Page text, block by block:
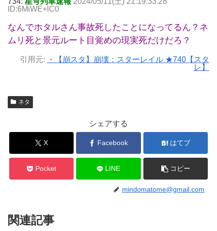
ID:6MiWE+lC0
なんでホタルさん事故死したことになってるん？ネ
ムリ死と景元ルート目覚めの現実死だけだろ？
引用元:
・【崩スタ】崩壊：スターレイル ★740【スタ
レ】
ネタ
シェアする
X Facebook はてブ
Pocket LINE コピー
mindomatome@gmail.com
関連記事